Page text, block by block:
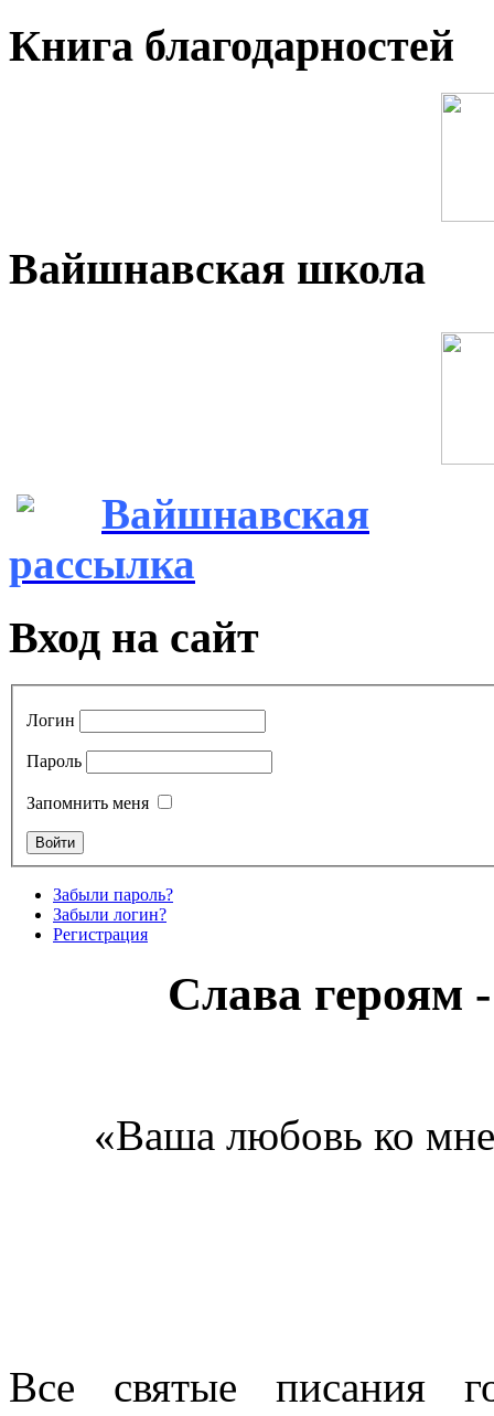
Книга благодарностей
Вайшнавская школа
Вайшнавская
рассылка
Вход на сайт
Логин
Пароль
Запомнить меня
Забыли пароль?
Забыли логин?
Регистрация
Слава героям
«Ваша любовь ко мне
Все святые писания